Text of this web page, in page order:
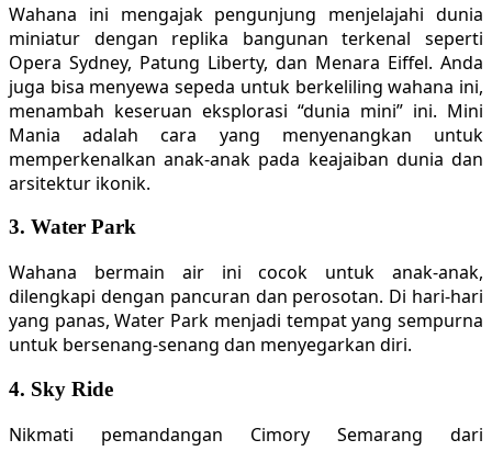
Wahana ini mengajak pengunjung menjelajahi dunia
miniatur dengan replika bangunan terkenal seperti
Opera Sydney, Patung Liberty, dan Menara Eiffel. Anda
juga bisa menyewa sepeda untuk berkeliling wahana ini,
menambah keseruan eksplorasi “dunia mini” ini. Mini
Mania adalah cara yang menyenangkan untuk
memperkenalkan anak-anak pada keajaiban dunia dan
arsitektur ikonik.
3. Water Park
Wahana bermain air ini cocok untuk anak-anak,
dilengkapi dengan pancuran dan perosotan. Di hari-hari
yang panas, Water Park menjadi tempat yang sempurna
untuk bersenang-senang dan menyegarkan diri.
4. Sky Ride
Nikmati pemandangan Cimory Semarang dari